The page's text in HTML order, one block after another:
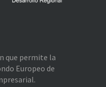
que permite la
Europeo de